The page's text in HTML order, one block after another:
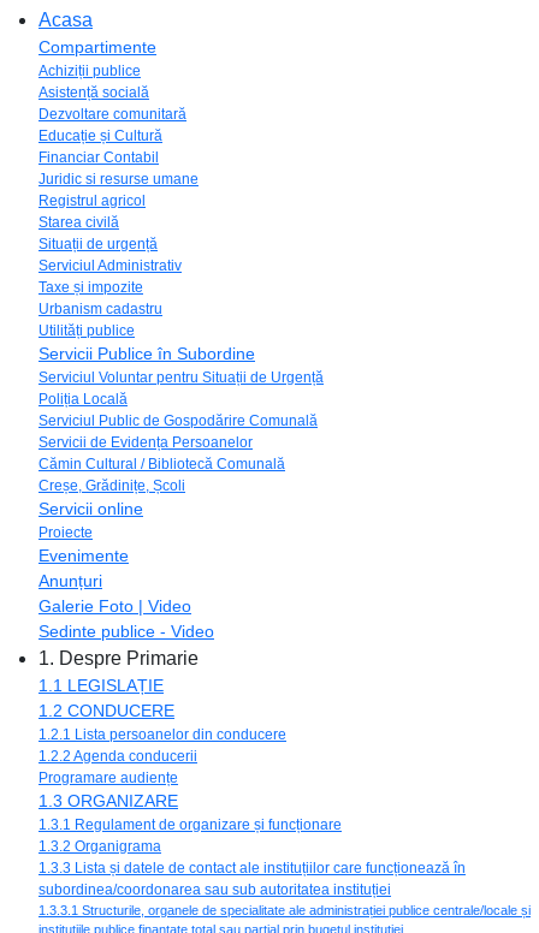
Acasa
Compartimente
Achiziții publice
Asistență socială
Dezvoltare comunitară
Educație și Cultură
Financiar Contabil
Juridic si resurse umane
Registrul agricol
Starea civilă
Situații de urgență
Serviciul Administrativ
Taxe și impozite
Urbanism cadastru
Utilități publice
Servicii Publice în Subordine
Serviciul Voluntar pentru Situații de Urgență
Poliția Locală
Serviciul Public de Gospodărire Comunală
Servicii de Evidența Persoanelor
Cămin Cultural / Bibliotecă Comunală
Creșe, Grădinițe, Școli
Servicii online
Proiecte
Evenimente
Anunțuri
Galerie Foto | Video
Sedinte publice - Video
1. Despre Primarie
1.1 LEGISLAȚIE
1.2 CONDUCERE
1.2.1 Lista persoanelor din conducere
1.2.2 Agenda conducerii
Programare audiențe
1.3 ORGANIZARE
1.3.1 Regulament de organizare și funcționare
1.3.2 Organigrama
1.3.3 Lista și datele de contact ale instituțiilor care funcționează în
subordinea/coordonarea sau sub autoritatea instituției
1.3.3.1 Structurile, organele de specialitate ale administrației publice centrale/locale și
instituțiile publice finanțate total sau parțial prin bugetul instituției